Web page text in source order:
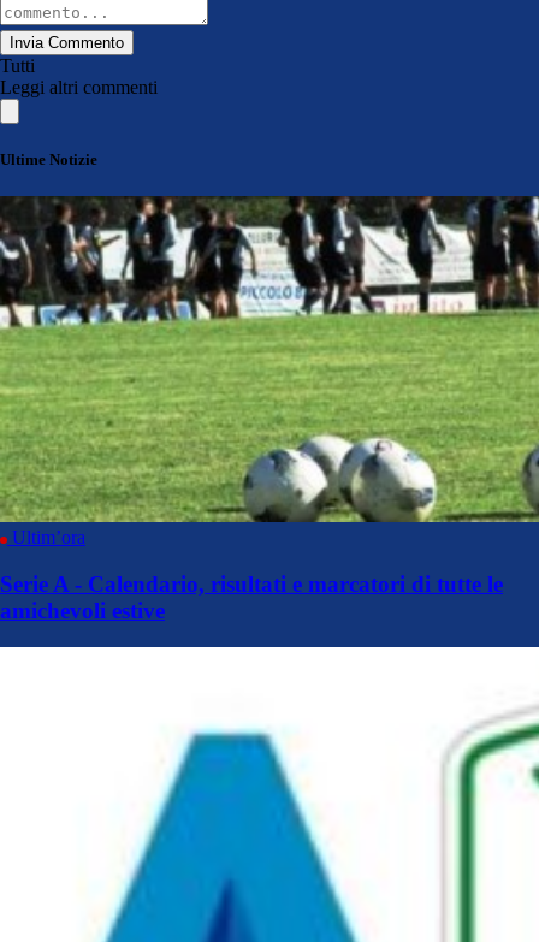
Invia Commento
Tutti
Leggi altri commenti
Ultime Notizie
Ultim’ora
Serie A - Calendario, risultati e marcatori di tutte le
amichevoli estive